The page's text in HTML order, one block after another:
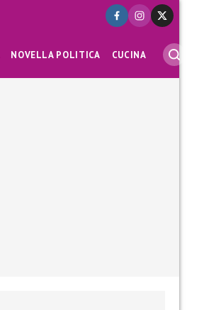
NOVELLA POLITICA CUCINA